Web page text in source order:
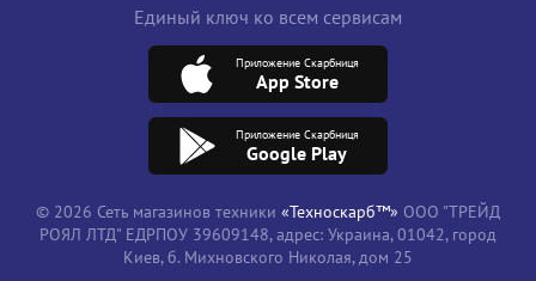
Единый ключ ко всем сервисам
Приложение Скарбниця
App Store
Приложение Скарбниця
Google Play
© 2026 Сеть магазинов техники «Техноскарб™» ООО "ТРЕЙД
РОЯЛ ЛТД" ЕДРПОУ 39609148, адрес: Украина, 01042, город
Киев, б. Михновского Николая, дом 25